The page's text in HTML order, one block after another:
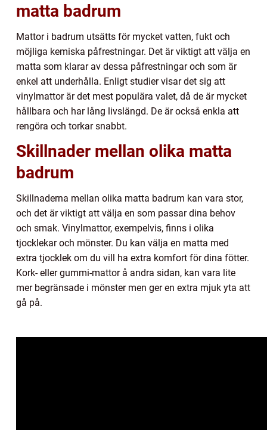
matta badrum
Mattor i badrum utsätts för mycket vatten, fukt och
möjliga kemiska påfrestningar. Det är viktigt att välja en
matta som klarar av dessa påfrestningar och som är
enkel att underhålla. Enligt studier visar det sig att
vinylmattor är det mest populära valet, då de är mycket
hållbara och har lång livslängd. De är också enkla att
rengöra och torkar snabbt.
Skillnader mellan olika matta
badrum
Skillnaderna mellan olika matta badrum kan vara stor,
och det är viktigt att välja en som passar dina behov
och smak. Vinylmattor, exempelvis, finns i olika
tjocklekar och mönster. Du kan välja en matta med
extra tjocklek om du vill ha extra komfort för dina fötter.
Kork- eller gummi-mattor å andra sidan, kan vara lite
mer begränsade i mönster men ger en extra mjuk yta att
gå på.